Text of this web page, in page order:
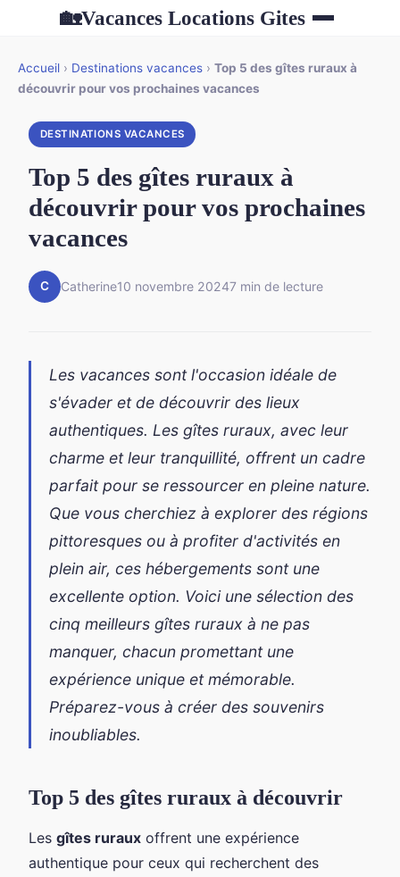
🏡Vacances Locations Gites
Accueil › Destinations vacances › Top 5 des gîtes ruraux à
découvrir pour vos prochaines vacances
DESTINATIONS VACANCES
Top 5 des gîtes ruraux à
découvrir pour vos prochaines
vacances
C Catherine10 novembre 20247 min de lecture
Les vacances sont l'occasion idéale de
s'évader et de découvrir des lieux
authentiques. Les gîtes ruraux, avec leur
charme et leur tranquillité, offrent un cadre
parfait pour se ressourcer en pleine nature.
Que vous cherchiez à explorer des régions
pittoresques ou à profiter d'activités en
plein air, ces hébergements sont une
excellente option. Voici une sélection des
cinq meilleurs gîtes ruraux à ne pas
manquer, chacun promettant une
expérience unique et mémorable.
Préparez-vous à créer des souvenirs
inoubliables.
Top 5 des gîtes ruraux à découvrir
Les gîtes ruraux offrent une expérience
authentique pour ceux qui recherchent des